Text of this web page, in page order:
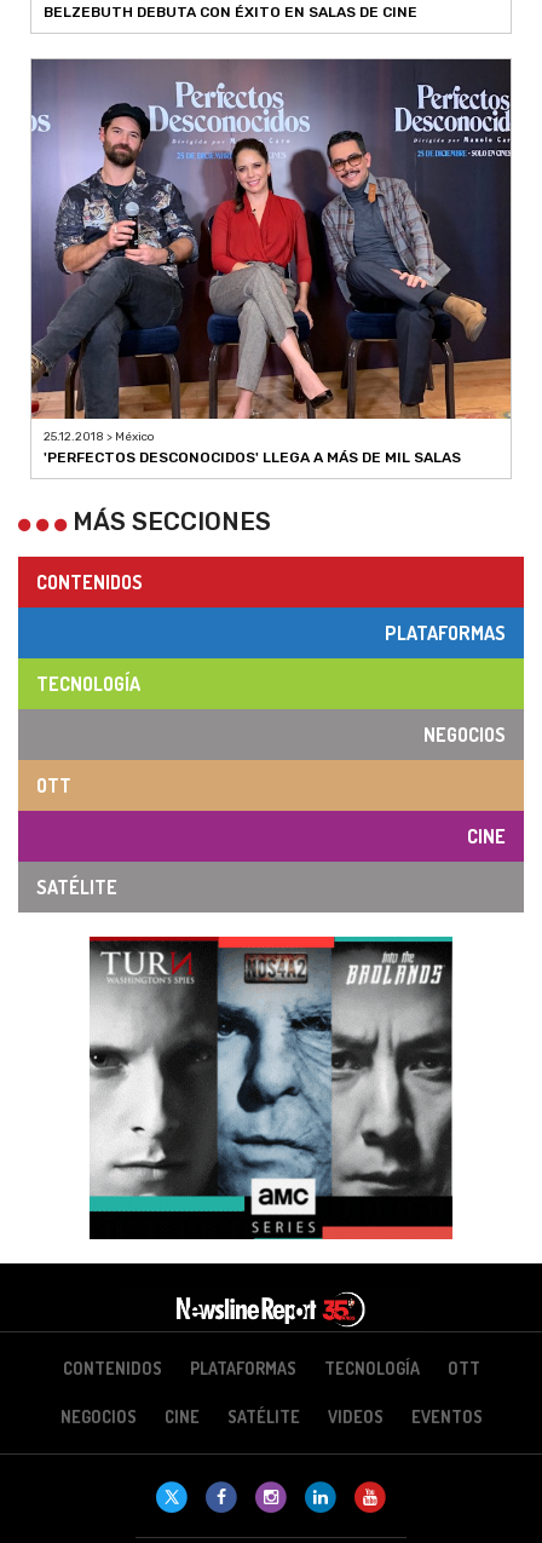
BELZEBUTH DEBUTA CON ÉXITO EN SALAS DE CINE
25.12.2018 > México
'PERFECTOS DESCONOCIDOS' LLEGA A MÁS DE MIL SALAS
MÁS SECCIONES
CONTENIDOS
PLATAFORMAS
TECNOLOGÍA
NEGOCIOS
OTT
CINE
SATÉLITE
CONTENIDOS PLATAFORMAS TECNOLOGÍA OTT
NEGOCIOS CINE SATÉLITE VIDEOS EVENTOS